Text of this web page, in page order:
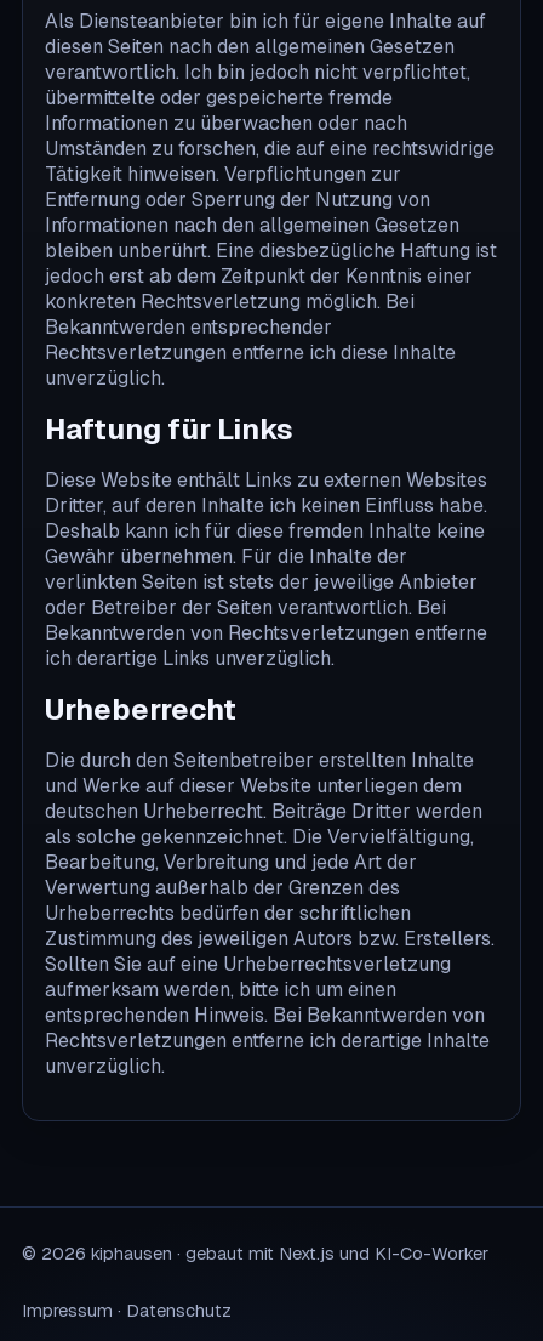
Als Diensteanbieter bin ich für eigene Inhalte auf
diesen Seiten nach den allgemeinen Gesetzen
verantwortlich. Ich bin jedoch nicht verpflichtet,
übermittelte oder gespeicherte fremde
Informationen zu überwachen oder nach
Umständen zu forschen, die auf eine rechtswidrige
Tätigkeit hinweisen. Verpflichtungen zur
Entfernung oder Sperrung der Nutzung von
Informationen nach den allgemeinen Gesetzen
bleiben unberührt. Eine diesbezügliche Haftung ist
jedoch erst ab dem Zeitpunkt der Kenntnis einer
konkreten Rechtsverletzung möglich. Bei
Bekanntwerden entsprechender
Rechtsverletzungen entferne ich diese Inhalte
unverzüglich.
Haftung für Links
Diese Website enthält Links zu externen Websites
Dritter, auf deren Inhalte ich keinen Einfluss habe.
Deshalb kann ich für diese fremden Inhalte keine
Gewähr übernehmen. Für die Inhalte der
verlinkten Seiten ist stets der jeweilige Anbieter
oder Betreiber der Seiten verantwortlich. Bei
Bekanntwerden von Rechtsverletzungen entferne
ich derartige Links unverzüglich.
Urheberrecht
Die durch den Seitenbetreiber erstellten Inhalte
und Werke auf dieser Website unterliegen dem
deutschen Urheberrecht. Beiträge Dritter werden
als solche gekennzeichnet. Die Vervielfältigung,
Bearbeitung, Verbreitung und jede Art der
Verwertung außerhalb der Grenzen des
Urheberrechts bedürfen der schriftlichen
Zustimmung des jeweiligen Autors bzw. Erstellers.
Sollten Sie auf eine Urheberrechtsverletzung
aufmerksam werden, bitte ich um einen
entsprechenden Hinweis. Bei Bekanntwerden von
Rechtsverletzungen entferne ich derartige Inhalte
unverzüglich.
© 2026 kiphausen · gebaut mit Next.js und KI-Co-Worker
Impressum · Datenschutz